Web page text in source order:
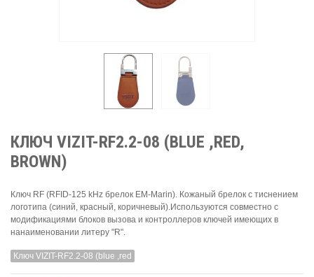
КЛЮЧ VIZIT-RF2.2-08 (BLUE ,RED,
BROWN)
Ключ RF (RFID-125 kHz брелок EM-Marin). Кожаный брелок с тиснением
логотипа (синий, красный, коричневый).Используются совместно с
модификациями блоков вызова и контроллеров ключей имеющих в
нанаименовании литеру "R".
Ключ VIZIT-RF2.2-08 (blue ,red